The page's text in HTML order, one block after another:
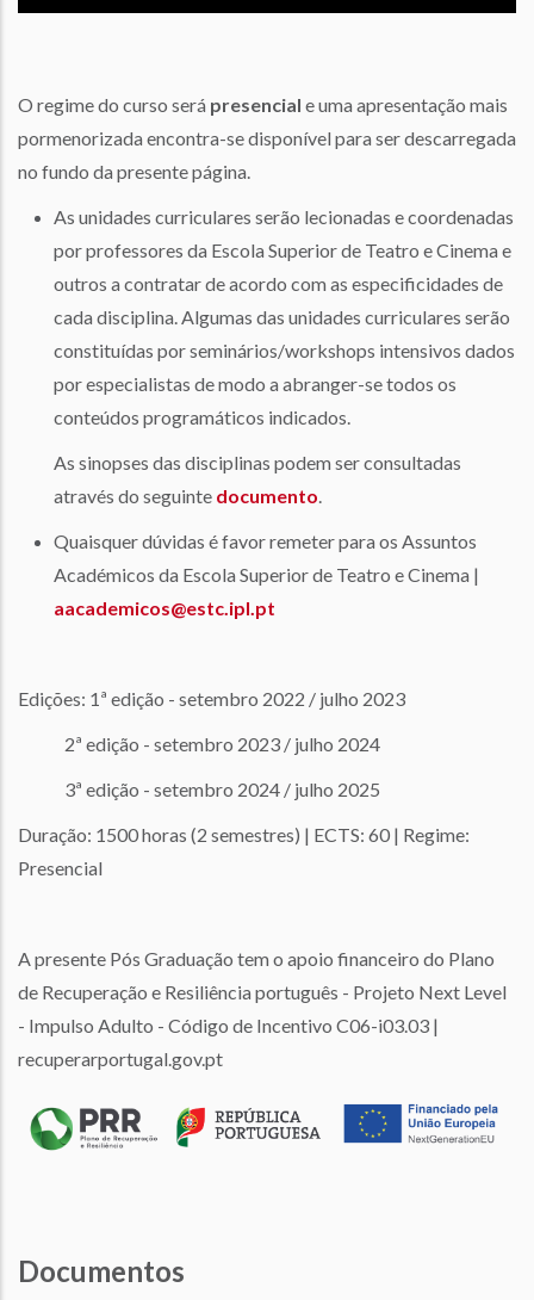
O regime do curso será presencial e uma apresentação mais
pormenorizada encontra-se disponível para ser descarregada
no fundo da presente página.
As unidades curriculares serão lecionadas e coordenadas
por professores da Escola Superior de Teatro e Cinema e
outros a contratar de acordo com as especificidades de
cada disciplina. Algumas das unidades curriculares serão
constituídas por seminários/workshops intensivos dados
por especialistas de modo a abranger-se todos os
conteúdos programáticos indicados.
As sinopses das disciplinas podem ser consultadas
através do seguinte documento.
Quaisquer dúvidas é favor remeter para os Assuntos
Académicos da Escola Superior de Teatro e Cinema |
aacademicos@estc.ipl.pt
Edições: 1ª edição - setembro 2022 / julho 2023
2ª edição - setembro 2023 / julho 2024
3ª edição - setembro 2024 / julho 2025
Duração: 1500 horas (2 semestres) | ECTS: 60 | Regime:
Presencial
A presente Pós Graduação tem o apoio financeiro do Plano
de Recuperação e Resiliência português - Projeto Next Level
- Impulso Adulto - Código de Incentivo C06-i03.03 |
recuperarportugal.gov.pt
Documentos